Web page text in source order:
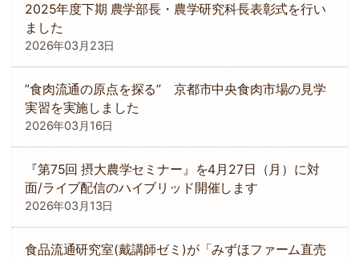
2025年度下期 農学部長・農学研究科長表彰式を行い
ました
2026年03月23日
”食肉流通の原点を探る” 京都市中央食肉市場の見学
実習を実施しました
2026年03月16日
『第75回 摂大農学セミナー』を4月27日（月）に対
面/ライブ配信のハイブリッド開催します
2026年03月13日
食品流通研究室(戴講師ゼミ)が「みずほファーム直売